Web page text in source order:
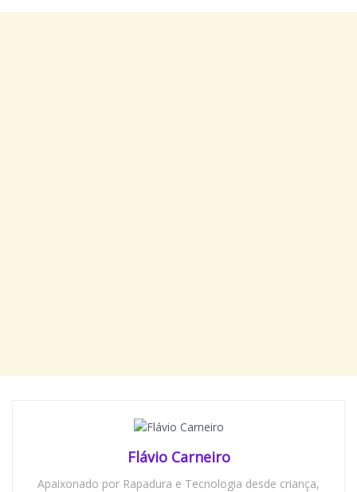
Flávio Carneiro
Apaixonado por Rapadura e Tecnologia desde criança,